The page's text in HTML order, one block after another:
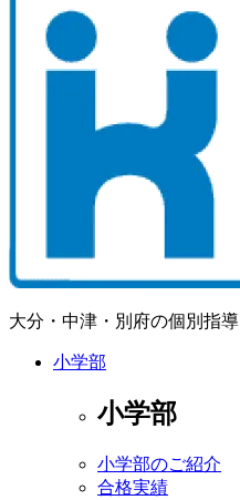
大分・中津・別府の個別指導
小学部
小学部
小学部のご紹介
合格実績